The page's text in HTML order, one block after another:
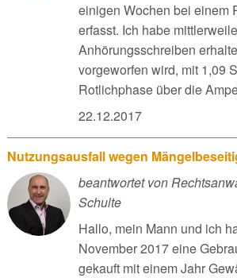
einigen Wochen bei einem
erfasst. Ich habe
Anhörungsschreiben
vorgeworfen wird, mit 1,09
Rotlichphase über die
22.12.2017
Nutzungsausfall wegen
beantwortet von
Schulte
Hallo, mein Mann und ich
November 2017 eine
gekauft mit einem Jahr